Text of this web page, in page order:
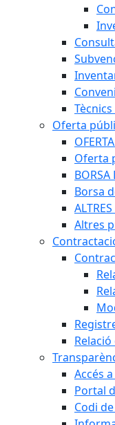
Oferta
Oferta
BORSA
Borsa
Altres
Accés
Portal
Codi